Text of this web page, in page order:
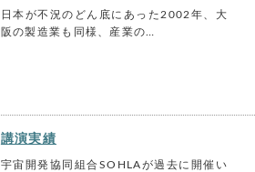
日本が不況のどん底にあった2002年、大
阪の製造業も同様、産業の…
講演実績
宇宙開発協同組合SOHLAが過去に開催い